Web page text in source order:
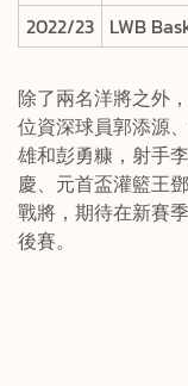
2022/23 LWB
除了兩名洋將之外
位資深球員郭添源
雄和彭勇糠，射手
慶、元首盃灌籃王
戰將，期待在新賽
後賽。